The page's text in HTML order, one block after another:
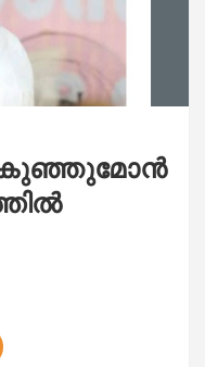
കുഞ്ഞുമോൻ